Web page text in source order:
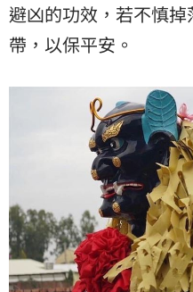
避凶的功效，若不慎
帶，以保平安。